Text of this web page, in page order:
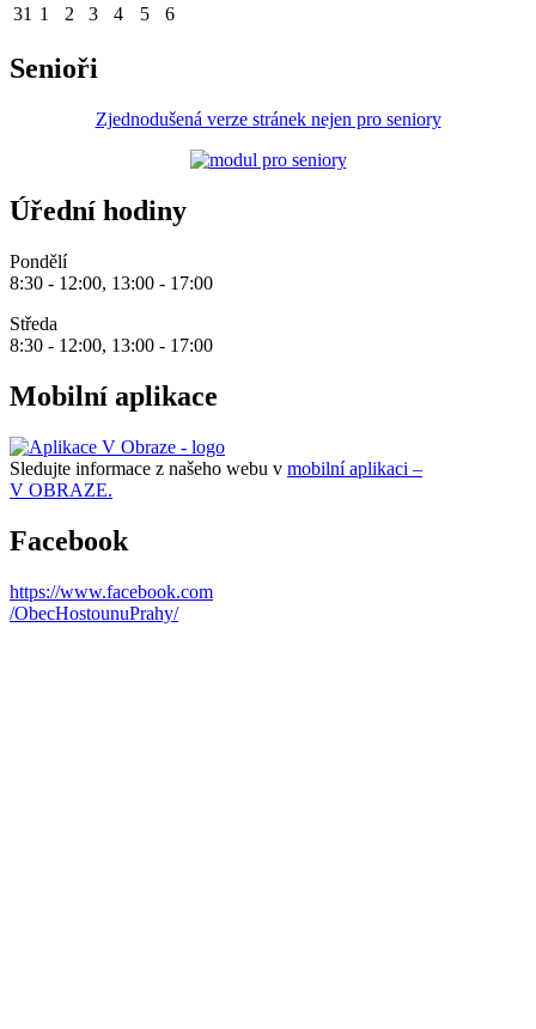
31 1 2 3 4 5 6
Senioři
Zjednodušená verze stránek nejen pro seniory
Úřední hodiny
Pondělí
8:30 - 12:00, 13:00 - 17:00
Středa
8:30 - 12:00, 13:00 - 17:00
Mobilní aplikace
Sledujte informace z našeho webu v mobilní aplikaci –
V OBRAZE.
Facebook
https://www.facebook.com
/ObecHostounuPrahy/